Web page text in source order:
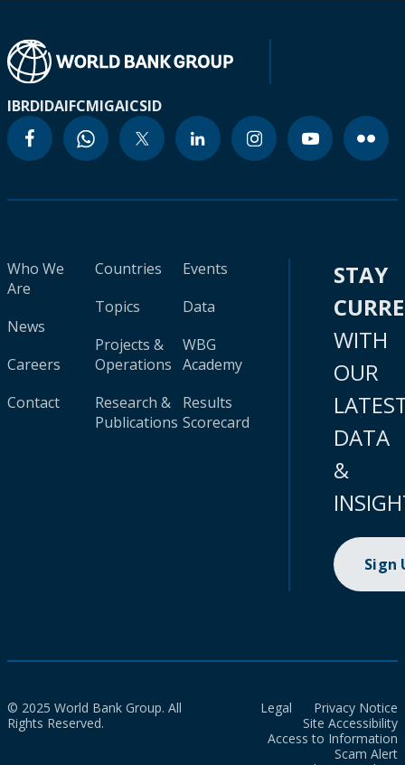
IBRDIDAIFCMIGAICSID
Who We
Are
News
Careers
Contact
Countries
Topics
Projects &
Operations
Research &
Publications
Events
Data
WBG
Academy
Results
Scorecard
STAY
WITH
OUR
DATA
&
Sign
© 2025 World Bank Group. All
Rights Reserved.
Legal
Privacy Notice
Site Accessibility
Access to Information
Scam Alert